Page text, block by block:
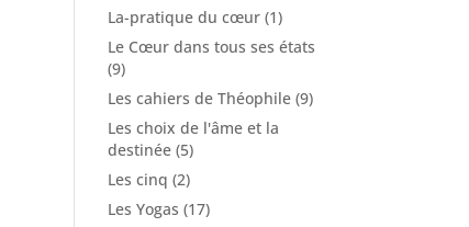
La-pratique du cœur (1)
Le Cœur dans tous ses états
(9)
Les cahiers de Théophile (9)
Les choix de l'âme et la
destinée (5)
Les cinq (2)
Les Yogas (17)